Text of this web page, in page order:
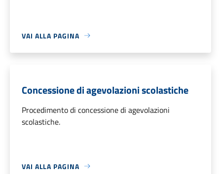
VAI ALLA PAGINA
Concessione di agevolazioni scolastiche
Procedimento di concessione di agevolazioni
scolastiche.
VAI ALLA PAGINA